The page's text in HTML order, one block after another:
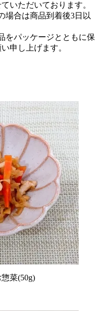
いただいております。
場合は商品到着後3日以
をパッケージとともに保
申し上げます。
菜(50g)